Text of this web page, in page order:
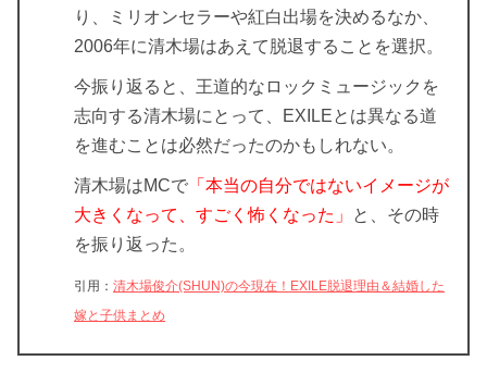
り、ミリオンセラーや紅白出場を決めるなか、
2006年に清木場はあえて脱退することを選択。
今振り返ると、王道的なロックミュージックを
志向する清木場にとって、EXILEとは異なる道
を進むことは必然だったのかもしれない。
清木場はMCで 「本当の自分ではないイメージが
大きくなって、すごく怖くなった」
と、その時
を振り返った。
引用： 清木場俊介(SHUN)の今現在！EXILE脱退理由＆結婚した
嫁と子供まとめ